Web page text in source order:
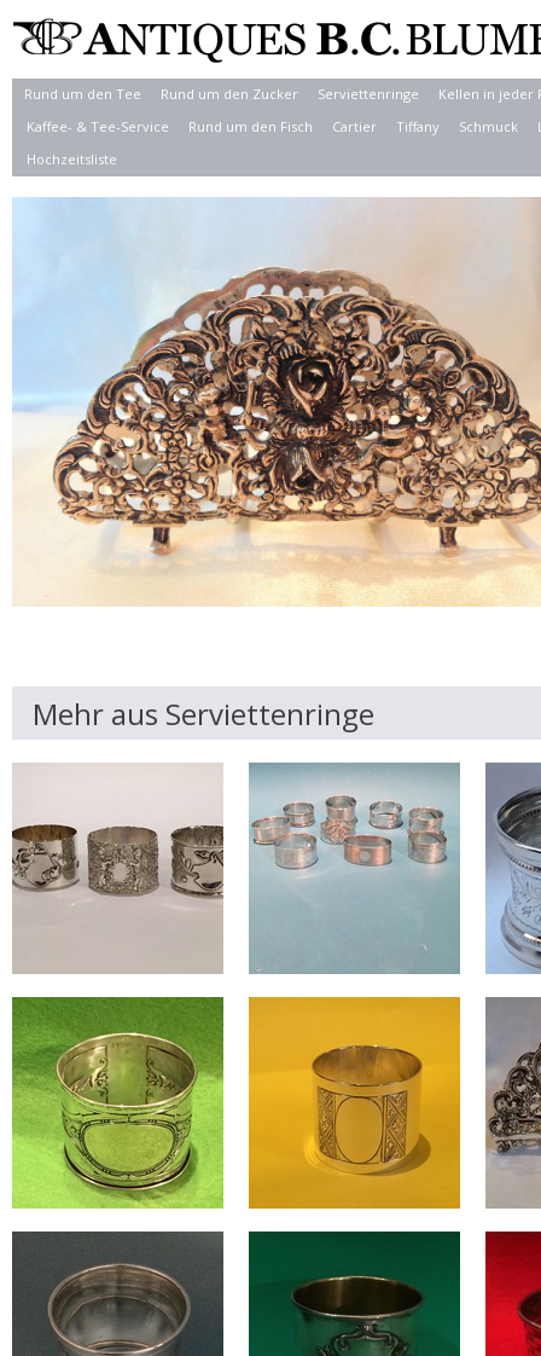
Rund um den Tee Rund um den Zucker Serviettenringe
Kellen in jeder
Kaffee- & Tee-Service
Rund um den Fisch Cartier Tiffany Schmuck
Hochzeitsliste
Mehr aus Serviettenringe